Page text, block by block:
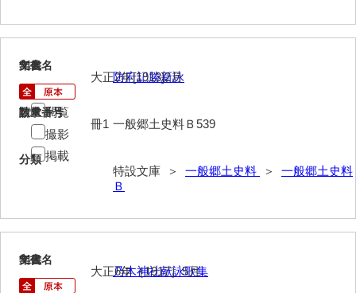
911
文書名
防府記勝新詠
請求番号
一般郷土史料Ｂ539
分類
特設文庫 ＞ 一般郷土史料 ＞ 一般郷土史料
Ｂ
年代
大正2年[1913]2月
数量
冊1
閲覧
撮影
掲載
912
文書名
乃木神社献詠歌集
年代
大正6年［1917］5月